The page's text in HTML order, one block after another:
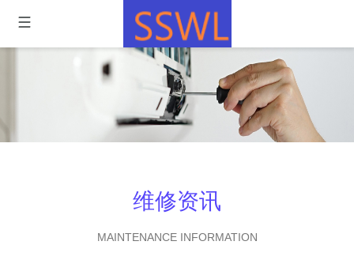
维修资讯
MAINTENANCE INFORMATION